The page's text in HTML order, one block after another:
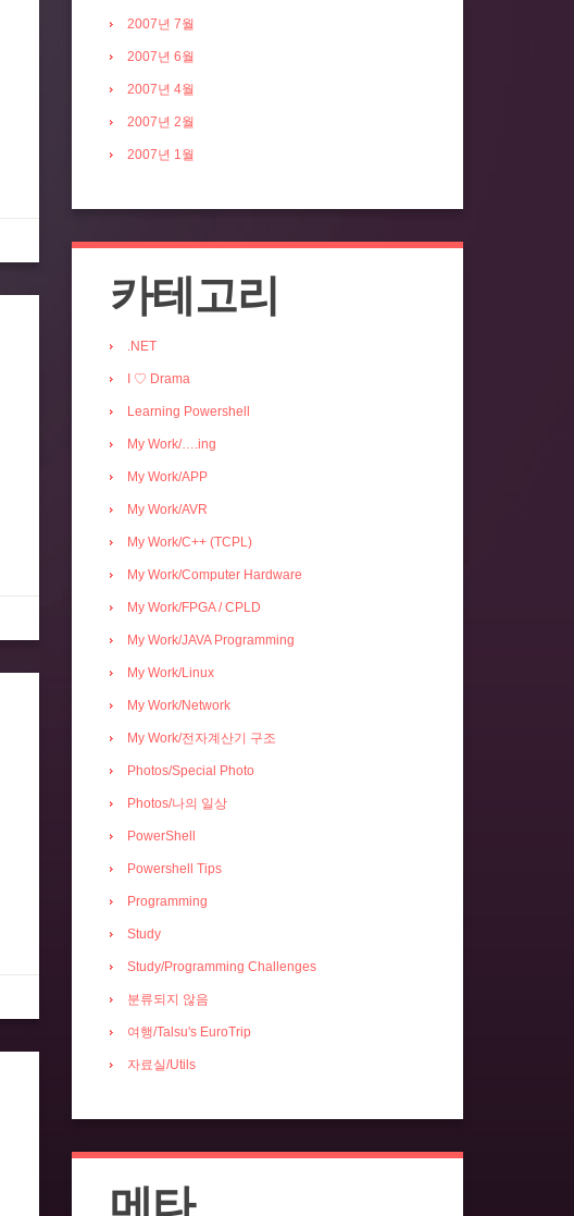
2007년 7월
2007년 6월
2007년 4월
2007년 2월
2007년 1월
카테고리
.NET
I ♡ Drama
Learning Powershell
My Work/….ing
My Work/APP
My Work/AVR
My Work/C++ (TCPL)
My Work/Computer Hardware
My Work/FPGA / CPLD
My Work/JAVA Programming
My Work/Linux
My Work/Network
My Work/전자계산기 구조
Photos/Special Photo
Photos/나의 일상
PowerShell
Powershell Tips
Programming
Study
Study/Programming Challenges
분류되지 않음
여행/Talsu's EuroTrip
자료실/Utils